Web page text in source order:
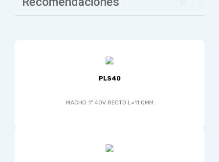
PLS40
MACHO .1" 40V RECTO L=11.0MM